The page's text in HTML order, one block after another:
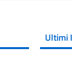
Ultimi